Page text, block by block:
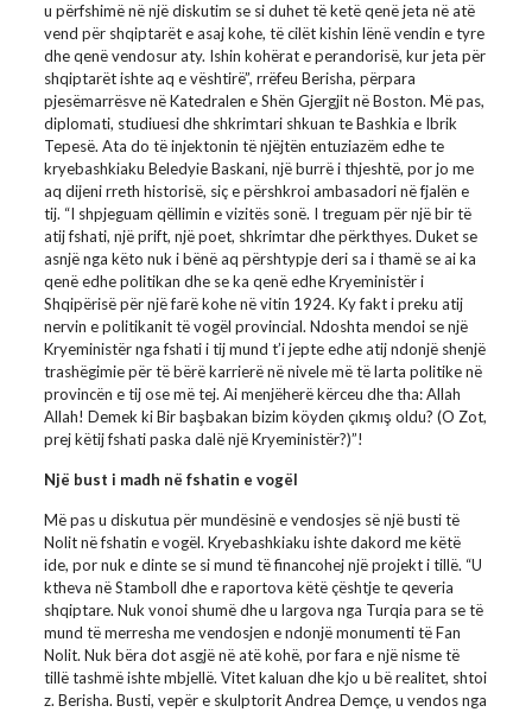
u përfshimë në një diskutim se si duhet të ketë qenë jeta në atë
vend për shqiptarët e asaj kohe, të cilët kishin lënë vendin e tyre
dhe qenë vendosur aty. Ishin kohërat e perandorisë, kur jeta për
shqiptarët ishte aq e vështirë”, rrëfeu Berisha, përpara
pjesëmarrësve në Katedralen e Shën Gjergjit në Boston. Më pas,
diplomati, studiuesi dhe shkrimtari shkuan te Bashkia e Ibrik
Tepesë. Ata do të injektonin të njëjtën entuziazëm edhe te
kryebashkiaku Beledyie Baskani, një burrë i thjeshtë, por jo me
aq dijeni rreth historisë, siç e përshkroi ambasadori në fjalën e
tij. “I shpjeguam qëllimin e vizitës sonë. I treguam për një bir të
atij fshati, një prift, një poet, shkrimtar dhe përkthyes. Duket se
asnjë nga këto nuk i bënë aq përshtypje deri sa i thamë se ai ka
qenë edhe politikan dhe se ka qenë edhe Kryeministër i
Shqipërisë për një farë kohe në vitin 1924. Ky fakt i preku atij
nervin e politikanit të vogël provincial. Ndoshta mendoi se një
Kryeministër nga fshati i tij mund t’i jepte edhe atij ndonjë shenjë
trashëgimie për të bërë karrierë në nivele më të larta politike në
provincën e tij ose më tej. Ai menjëherë kërceu dhe tha: Allah
Allah! Demek ki Bir başbakan bizim köyden çıkmış oldu? (O Zot,
prej këtij fshati paska dalë një Kryeministër?)”!
Një bust i madh në fshatin e vogël
Më pas u diskutua për mundësinë e vendosjes së një busti të
Nolit në fshatin e vogël. Kryebashkiaku ishte dakord me këtë
ide, por nuk e dinte se si mund të financohej një projekt i tillë. “U
ktheva në Stamboll dhe e raportova këtë çështje te qeveria
shqiptare. Nuk vonoi shumë dhe u largova nga Turqia para se të
mund të merresha me vendosjen e ndonjë monumenti të Fan
Nolit. Nuk bëra dot asgjë në atë kohë, por fara e një nisme të
tillë tashmë ishte mbjellë. Vitet kaluan dhe kjo u bë realitet, shtoi
z. Berisha. Busti, vepër e skulptorit Andrea Demçe, u vendos nga